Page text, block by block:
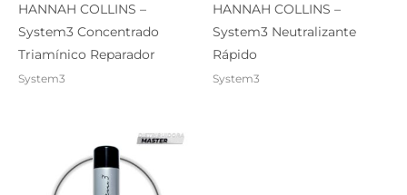
HANNAH COLLINS –
System3 Concentrado
Triamínico Reparador
System3
HANNAH COLLINS –
System3 Neutralizante
Rápido
System3